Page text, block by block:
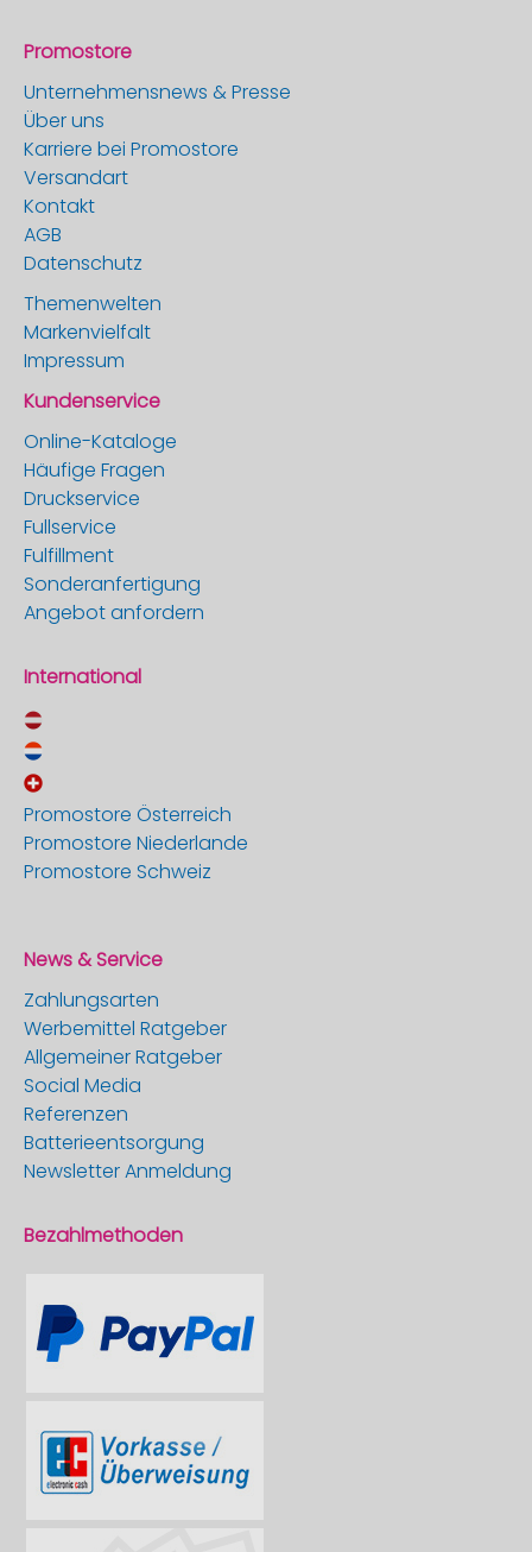
Promostore
Unternehmensnews & Presse
Über uns
Karriere bei Promostore
Versandart
Kontakt
AGB
Datenschutz
Themenwelten
Markenvielfalt
Impressum
Kundenservice
Online-Kataloge
Häufige Fragen
Druckservice
Fullservice
Fulfillment
Sonderanfertigung
Angebot anfordern
International
Promostore Österreich
Promostore Niederlande
Promostore Schweiz
News & Service
Zahlungsarten
Werbemittel Ratgeber
Allgemeiner Ratgeber
Social Media
Referenzen
Batterieentsorgung
Newsletter Anmeldung
Bezahlmethoden